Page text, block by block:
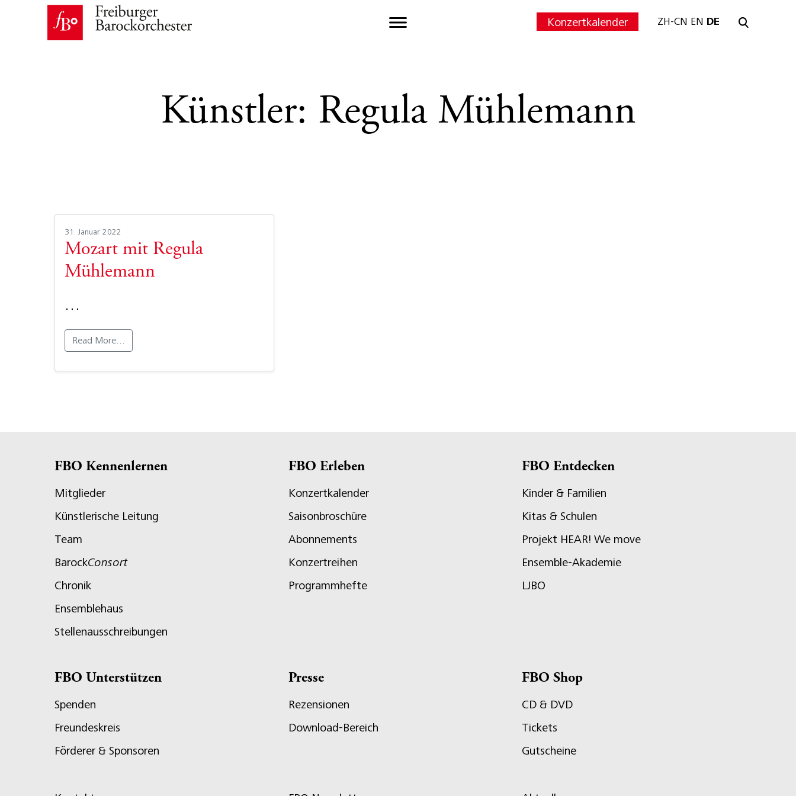
Konzertkalender ZH-CN EN DE
Künstler: Regula Mühlemann
31. Januar 2022
Mozart mit Regula
Mühlemann
…
Read More…
FBO Kennenlernen
Mitglieder
Künstlerische Leitung
Team
BarockConsort
Chronik
Ensemblehaus
Stellenausschreibungen
FBO Erleben
Konzertkalender
Saisonbroschüre
Abonnements
Konzertreihen
Programmhefte
FBO Entdecken
Kinder & Familien
Kitas & Schulen
Projekt HEAR! We move
Ensemble-Akademie
LJBO
FBO Unterstützen
Spenden
Freundeskreis
Förderer & Sponsoren
Presse
Rezensionen
Download-Bereich
FBO Shop
CD & DVD
Tickets
Gutscheine